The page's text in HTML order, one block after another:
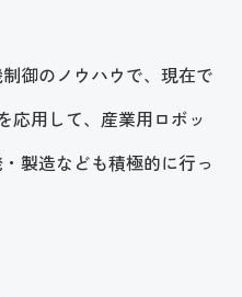
御のノウハウで、現在で
用して、 産業用ロボッ
製造なども積極的に行っ